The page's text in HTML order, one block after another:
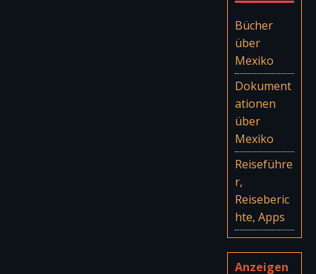
Bücher
über
Mexiko
Dokument
ationen
über
Mexiko
Reiseführe
r,
Reiseberic
hte, Apps
Anzeigen